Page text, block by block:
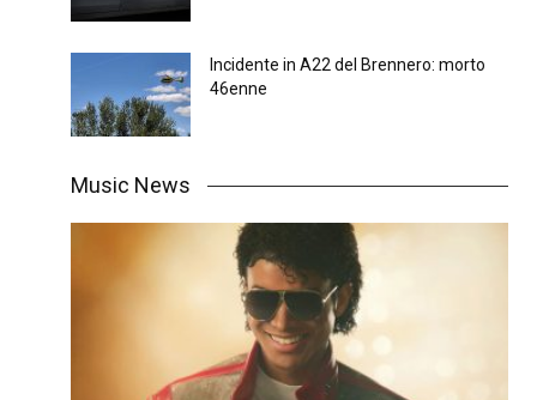
Incidente in A22 del Brennero: morto
46enne
Music News